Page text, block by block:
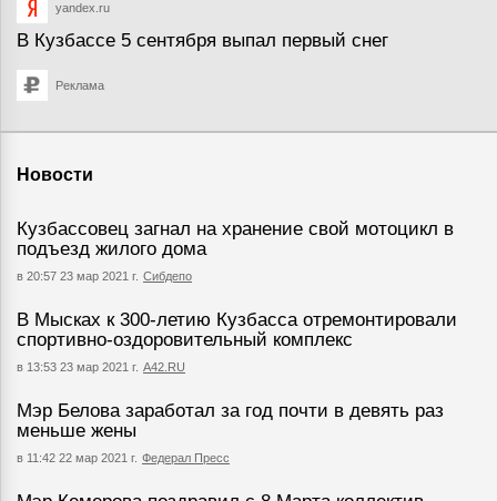
yandex.ru
В Кузбассе 5 сентября выпал первый снег
Реклама
Новости
Кузбассовец загнал на хранение свой мотоцикл в
подъезд жилого дома
в 20:57 23 мар 2021 г. Сибдепо
В Мысках к 300-летию Кузбасса отремонтировали
спортивно-оздоровительный комплекс
в 13:53 23 мар 2021 г. А42.RU
Мэр Белова заработал за год почти в девять раз
меньше жены
в 11:42 22 мар 2021 г. Федерал Пресс